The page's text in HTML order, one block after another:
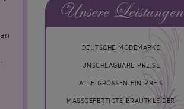
Unsere Leistungen
DEUTSCHE MODEMARKE
UNSCHLAGBARE PREISE
ALLE GRÖSSEN EIN PREIS
MASSGEFERTIGTE BRAUTKLEIDER